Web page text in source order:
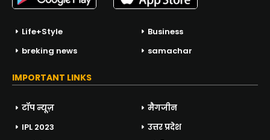
Life+Style
Business
breking news
samachar
IMPORTANT LINKS
टॉप न्यूज़
मैगजीन
IPL 2023
उत्तर प्रदेश